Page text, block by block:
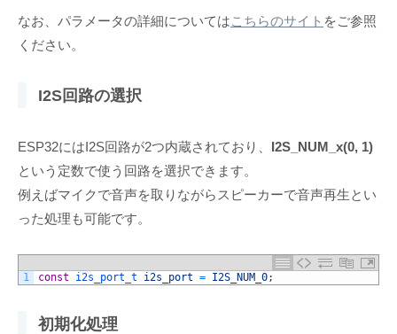
なお、パラメータの詳細についてはこちらのサイト をご参照
ください。
I2S回路の選択
ESP32にはI2S回路が2つ内蔵されており、 I2S_NUM_x(0, 1)
という定数で使う回路を選択できます。
例えばマイクで音声を取りながらスピーカーで音声再生とい
った処理も可能です。
1 const i2s_port_t i2s_port = I2S_NUM_0;
初期化処理